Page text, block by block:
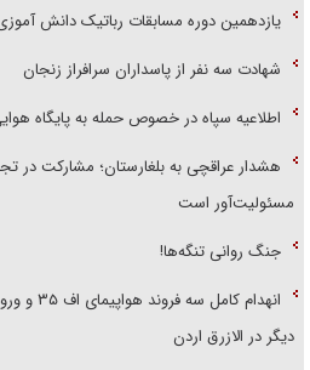
یازدهمین دوره مسابقات رباتیک دانش
شهادت سه نفر از پاسداران سرافراز زنجان
اطلاعیه سپاه در خصوص حمله به پایگاه
هشدار عراقچی به بلغارستان؛ مشارکت در
مسئولیت‌آور است
جنگ روانی تنگه‌ها!
انهدام
دیگر در الازرق اردن